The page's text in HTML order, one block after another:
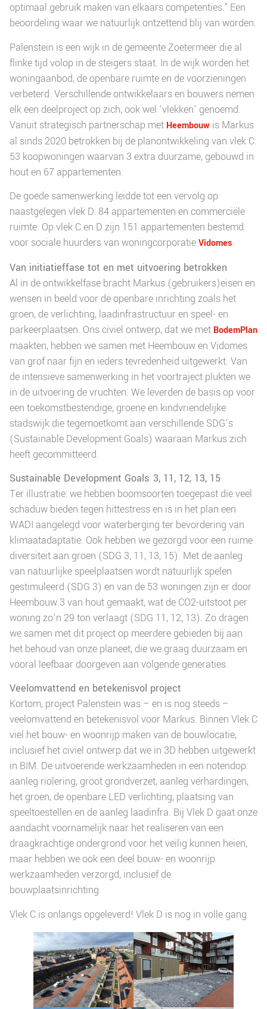
optimaal gebruik maken van elkaars competenties.” Een
beoordeling waar we natuurlijk ontzettend blij van worden.
Palenstein is een wijk in de gemeente Zoetermeer die al
flinke tijd volop in de steigers staat. In de wijk worden het
woningaanbod, de openbare ruimte en de voorzieningen
verbeterd. Verschillende ontwikkelaars en bouwers nemen
elk een deelproject op zich, ook wel ‘vlekken’ genoemd.
Vanuit strategisch partnerschap met Heembouw is Markus
al sinds 2020 betrokken bij de planontwikkeling van vlek C:
53 koopwoningen waarvan 3 extra duurzame, gebouwd in
hout en 67 appartementen.
De goede samenwerking leidde tot een vervolg op
naastgelegen vlek D: 84 appartementen en commerciële
ruimte. Op vlek C en D zijn 151 appartementen bestemd
voor sociale huurders van woningcorporatieVidomes.
Van initiatieffase tot en met uitvoering betrokken
Al in de ontwikkelfase bracht Markus (gebruikers)eisen en
wensen in beeld voor de openbare inrichting zoals het
groen, de verlichting, laadinfrastructuur en speel- en
parkeerplaatsen. Ons civiel ontwerp, dat we met BodemPlan
maakten, hebben we samen met Heembouw en Vidomes
van grof naar fijn en ieders tevredenheid uitgewerkt. Van
de intensieve samenwerking in het voortraject plukten we
in de uitvoering de vruchten. We leverden de basis op voor
een toekomstbestendige, groene en kindvriendelijke
stadswijk die tegemoetkomt aan verschillende SDG’s
(Sustainable Development Goals) waaraan Markus zich
heeft gecommitteerd.
Sustainable Development Goals: 3, 11, 12, 13, 15
Ter illustratie: we hebben boomsoorten toegepast die veel
schaduw bieden tegen hittestress en is in het plan een
WADI aangelegd voor waterberging ter bevordering van
klimaatadaptatie. Ook hebben we gezorgd voor een ruime
diversiteit aan groen (SDG 3, 11, 13, 15). Met de aanleg
van natuurlijke speelplaatsen wordt natuurlijk spelen
gestimuleerd (SDG 3) en van de 53 woningen zijn er door
Heembouw 3 van hout gemaakt, wat de CO2-uitstoot per
woning zo’n 29 ton verlaagt (SDG 11, 12, 13). Zo dragen
we samen met dit project op meerdere gebieden bij aan
het behoud van onze planeet, die we graag duurzaam en
vooral leefbaar doorgeven aan volgende generaties.
Veelomvattend en betekenisvol project
Kortom, project Palenstein was – en is nog steeds –
veelomvattend en betekenisvol voor Markus. Binnen Vlek C
viel het bouw- en woonrijp maken van de bouwlocatie,
inclusief het civiel ontwerp dat we in 3D hebben uitgewerkt
in BIM. De uitvoerende werkzaamheden in een notendop:
aanleg riolering, groot grondverzet, aanleg verhardingen,
het groen, de openbare LED verlichting, plaatsing van
speeltoestellen en de aanleg laadinfra. Bij Vlek D gaat onze
aandacht voornamelijk naar het realiseren van een
draagkrachtige ondergrond voor het veilig kunnen heien,
maar hebben we ook een deel bouw- en woonrijp
werkzaamheden verzorgd, inclusief de
bouwplaatsinrichting.
Vlek C is onlangs opgeleverd! Vlek D is nog in volle gang.